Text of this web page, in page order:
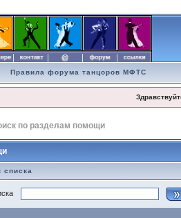
Правила форума танцоров МФТС
по разделам помощи